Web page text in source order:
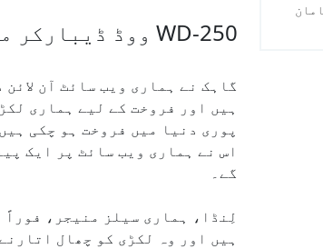
WD-250 ووڈ ڈیبارکر مشین ترکی بھیج دی گئی۔
گاہک نے ہماری ویب سائٹ آن
ہیں اور فروخت کے لیے ہماری
پوری دنیا میں فروخت ہو چکی
اس نے ہماری ویب سائٹ پر ایک
گے۔
لِنڈا، ہماری سیلز منیجر،
ہیں اور وہ لکڑی کو چھال